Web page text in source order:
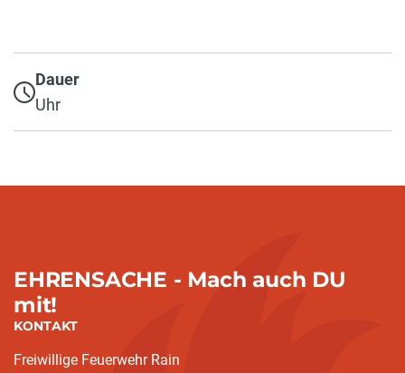
Dauer
Uhr
EHRENSACHE - Mach auch DU
mit!
KONTAKT
Freiwillige Feuerwehr Rain